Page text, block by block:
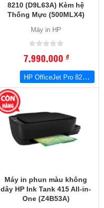
8210 (D9L63A) Kèm hệ
Thống Mực (500MLX4)
Máy in HP
7,990,000đ
HP OfficeJet Pro 8210 (D9L63A) Kèm hệ Thống Mực liên Tục 400MLX4
Máy in phun màu không
dây HP Ink Tank 415 All-in-
One (Z4B53A)